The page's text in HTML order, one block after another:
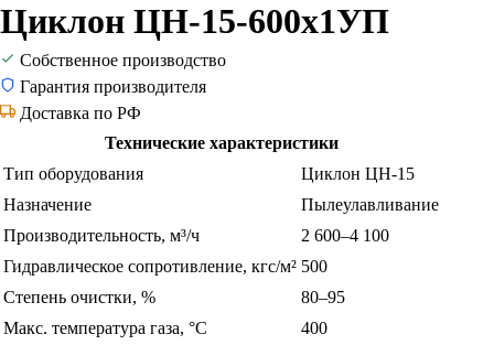
Циклон ЦН-15-600х1УП
Собственное производство
Гарантия производителя
Доставка по РФ
Технические характеристики
Тип оборудования
Циклон ЦН-15
Назначение
Пылеулавливание
Производительность, м³/ч
2 600–4 100
Гидравлическое сопротивление, кгс/м² 500
Степень очистки, %
80–95
Макс. температура газа, °С
400